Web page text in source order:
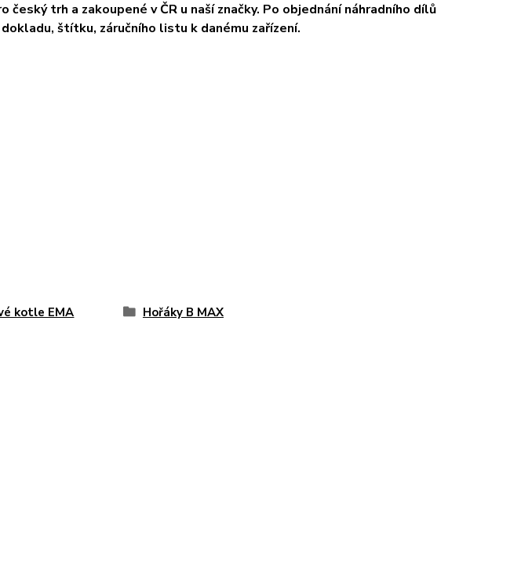
trh a zakoupené v ČR u naší značky. Po objednání náhradního dílů
štítku, záručního listu k danému zařízení.
kotle EMA Hořáky B MAX